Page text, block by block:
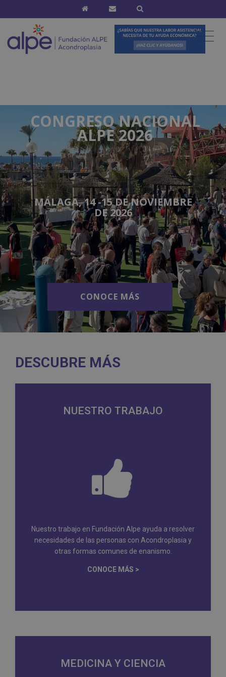
MÁLAGA, 14 -15 DE NOVIEMBRE
DE 2026
CONGRESO NACIONAL
ALPE 2026
CONOCE MÁS
CONOCE MÁS
DESCUBRE MÁS
NUESTRO TRABAJO
Nuestro trabajo en Fundación Alpe ayuda a resolver
necesidades de las personas con Acondroplasia y
otras formas comunes de enanismo.
CONOCE MÁS >
MEDICINA Y CIENCIA